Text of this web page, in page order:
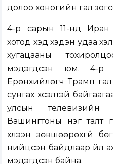
долоо хоногийн гал
4-р сарын 11-нд
хотод хэд хэдэн удаа
хугацааны
мэдэгдсэн юм. 4-р
Ерөнхийлөгч Трамп
сунгах хүсэлтэй
улсын телевизийн
Вашингтоны нэг талт
хүлээн зөвшөөрөхгүй
нийцсэн байдлаар үйл
мэдэгдсэн байна.